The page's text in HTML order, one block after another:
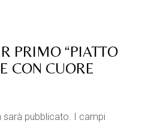
PRIMO “PIATTO
CON CUORE
sarà pubblicato. I campi